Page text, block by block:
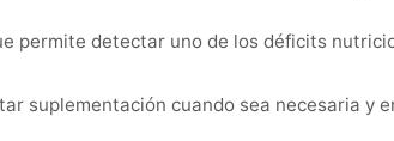
permite detectar uno de los déficits
suplementación cuando sea necesaria y